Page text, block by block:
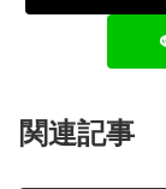
関連記事